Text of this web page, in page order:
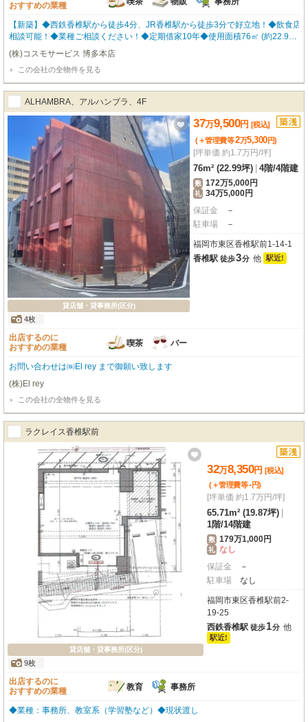
おすすめの業種
【新築】◆西鉄香椎駅から徒歩4分、JR香椎駅から徒歩3分で好立地！◆飲食店
相談可能！◆業種ご相談ください！◆定期借家10年◆使用面積76㎡ (約22.99坪)
※間取り・写真は現況優先となります。 福岡の物件全てご紹介出来ます！！何
でもご相談下さい♪ 内覧をご希望の方はお気軽にお申し付けください！
(株)コスモサービス 博多本店
この会社の全物件を見る
ALHAMBRA、アルハンブラ、4F
貸店舗・貸事務所(区分)
4枚
37万9,500円 [税込]
(＋管理費等2万5,300円)
[坪単価 約1.7万円/坪]
76m² (22.99坪) 4階/4階建
敷 172万5,000円
礼 34万5,000円
保証金
－
駐車場
－
福岡市東区香椎駅前1-14-1
香椎駅 徒歩3分 他 駅近!
出店するのに
おすすめの業種
喫茶 バー
お問い合わせは㈱El rey まで御願い致します
(株)El rey
この会社の全物件を見る
ラクレイス香椎駅前
貸店舗・貸事務所(区分)
9枚
32万8,350円 [税込]
(＋管理費等-円)
[坪単価 約1.7万円/坪]
65.71m² (19.87坪)
1階/14階建
敷 179万1,000円
礼 なし
保証金
－
駐車場
なし
福岡市東区香椎駅前2-
19-25
西鉄香椎駅 徒歩1分 他
駅近!
出店するのに
おすすめの業種
教育 事務所
◆業種：事務所、教室系（学習塾など）◆現状渡し